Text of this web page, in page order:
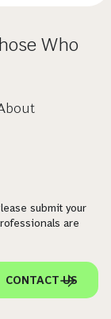
Who
submit your
are
CONTACT US